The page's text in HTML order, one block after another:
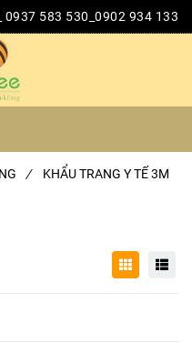
0937 583 530_0902 934 133
/ KHẨU TRANG Y TẾ 3M